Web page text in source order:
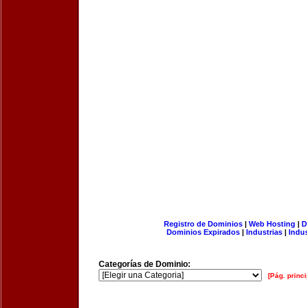
Registro de Dominios| Web Hosting |
Dominios Expirados | Industrias |
Categorías de Dominio:
[Pág.